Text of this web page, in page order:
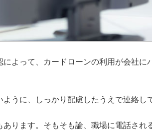
よって、カードローンの利用が会社に
うに、しっかり配慮したうえで連絡し
あります。そもそも論、職場に電話され